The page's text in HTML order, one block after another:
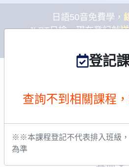
日語50音免費學，
JLPT日檢，現在登記就
社群